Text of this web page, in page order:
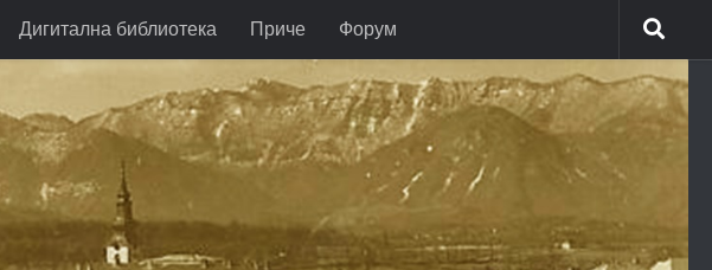
Дигитална библиотека Приче Форум